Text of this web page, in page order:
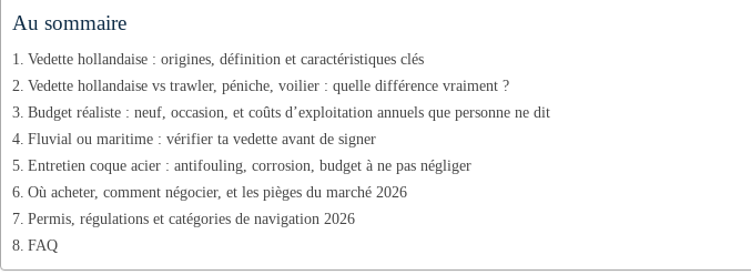
Au sommaire
Vedette hollandaise : origines, définition et caractéristiques clés
Vedette hollandaise vs trawler, péniche, voilier : quelle différence vraiment ?
Budget réaliste : neuf, occasion, et coûts d’exploitation annuels que personne ne dit
Fluvial ou maritime : vérifier ta vedette avant de signer
Entretien coque acier : antifouling, corrosion, budget à ne pas négliger
Où acheter, comment négocier, et les pièges du marché 2026
Permis, régulations et catégories de navigation 2026
FAQ